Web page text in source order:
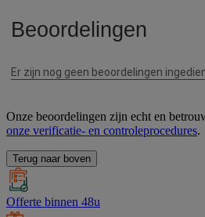
Onze beoordelingen zijn echt en
onze verificatie- en controleprocedures.
Terug naar boven
Offerte binnen 48u